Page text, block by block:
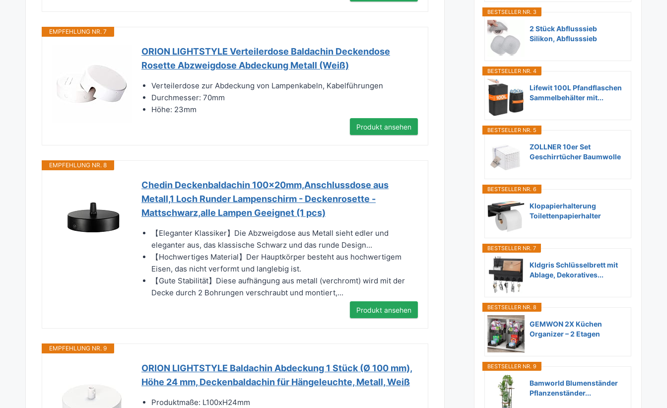
EMPFEHLUNG NR. 7
ORION LIGHTSTYLE Verteilerdose Baldachin Deckendose
Rosette Abzweigdose Abdeckung Metall (Weiß)
Verteilerdose zur Abdeckung von Lampenkabeln, Kabelführungen
Durchmesser: 70mm
Höhe: 23mm
Produkt ansehen
EMPFEHLUNG NR. 8
Chedin Deckenbaldachin 100x20mm,Anschlussdose aus
Metall,1 Loch Runder Lampenschirm - Deckenrosette -
Mattschwarz,alle Lampen Geeignet (1 pcs)
【Eleganter Klassiker】Die Abzweigdose aus Metall sieht edler und
eleganter aus, das klassische Schwarz und das runde Design...
【Hochwertiges Material】Der Hauptkörper besteht aus hochwertigem
Eisen, das nicht verformt und langlebig ist.
【Gute Stabilität】Diese aufhängung aus metall (verchromt) wird mit der
Decke durch 2 Bohrungen verschraubt und montiert,...
Produkt ansehen
EMPFEHLUNG NR. 9
ORION LIGHTSTYLE Baldachin Abdeckung 1 Stück (Ø 100 mm),
Höhe 24 mm, Deckenbaldachin für Hängeleuchte, Metall, Weiß
Produktmaße: L100xH24mm
BESTSELLER NR. 3
2 Stück Abflusssieb
Silikon, Abflusssieb
BESTSELLER NR. 4
Lifewit 100L Pfandflaschen
Sammelbehälter mit...
BESTSELLER NR. 5
ZOLLNER 10er Set
Geschirrtücher Baumwolle
BESTSELLER NR. 6
Klopapierhalterung
Toilettenpapierhalter
BESTSELLER NR. 7
Kldgris Schlüsselbrett mit
Ablage, Dekoratives...
BESTSELLER NR. 8
GEMWON 2X Küchen
Organizer – 2 Etagen
BESTSELLER NR. 9
Bamworld Blumenständer
Pflanzenständer...